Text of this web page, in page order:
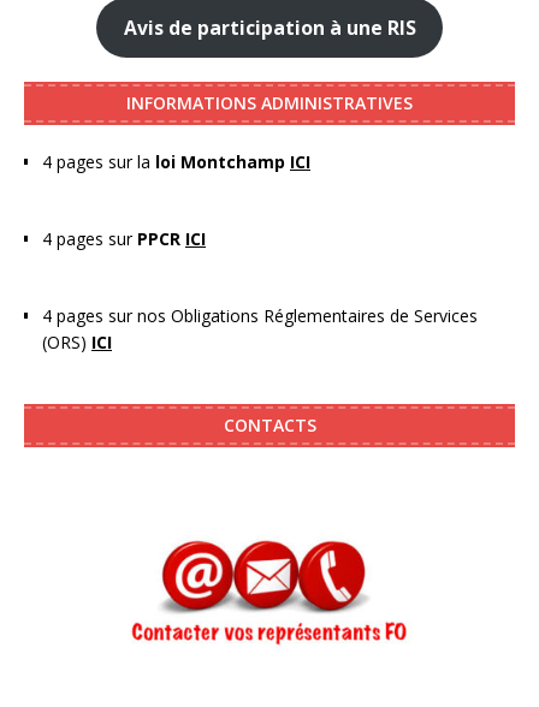
Avis de participation à une RIS
INFORMATIONS ADMINISTRATIVES
4 pages sur la loi Montchamp ICI
4 pages sur PPCR ICI
4 pages sur nos Obligations Réglementaires de Services
(ORS) ICI
CONTACTS